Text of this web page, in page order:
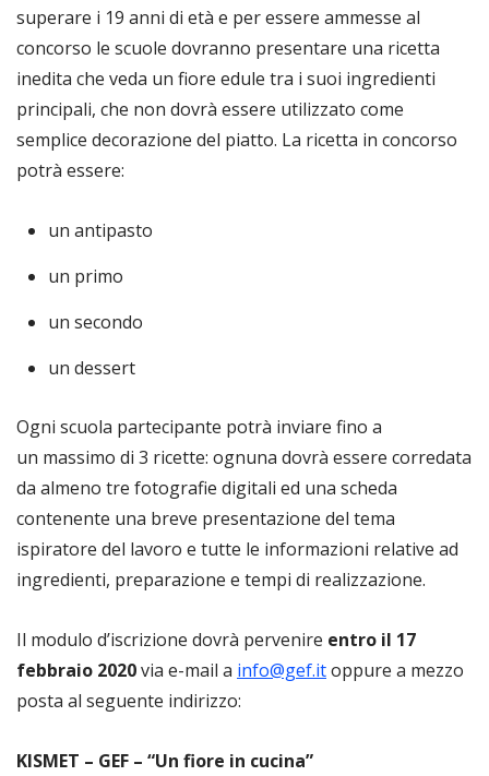
superare i 19 anni di età e per essere ammesse al
concorso le scuole dovranno presentare una ricetta
inedita che veda un fiore edule tra i suoi ingredienti
principali, che non dovrà essere utilizzato come
semplice decorazione del piatto. La ricetta in concorso
potrà essere:
un antipasto
un primo
un secondo
un dessert
Ogni scuola partecipante potrà inviare fino a
un massimo di 3 ricette: ognuna dovrà essere corredata
da almeno tre fotografie digitali ed una scheda
contenente una breve presentazione del tema
ispiratore del lavoro e tutte le informazioni relative ad
ingredienti, preparazione e tempi di realizzazione.
Il modulo d’iscrizione dovrà pervenire entro il 17
febbraio 2020via e-mail a info@gef.itoppure a mezzo
posta al seguente indirizzo:
KISMET – GEF – “Un fiore in cucina”